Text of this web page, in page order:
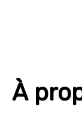
À